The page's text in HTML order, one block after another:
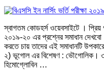
স্বাগতম কোডহর্স ওয়েবসাইটে । প্রিয়
২০১৯-২০ এর প্রশ্নের সমাধান দেখবো।
করতে চায় তাদের এই সমাধানটি
২) ভূগোল এর বিশেষণ : ভৌগোলিক।
হিমোগ্লোবিন …